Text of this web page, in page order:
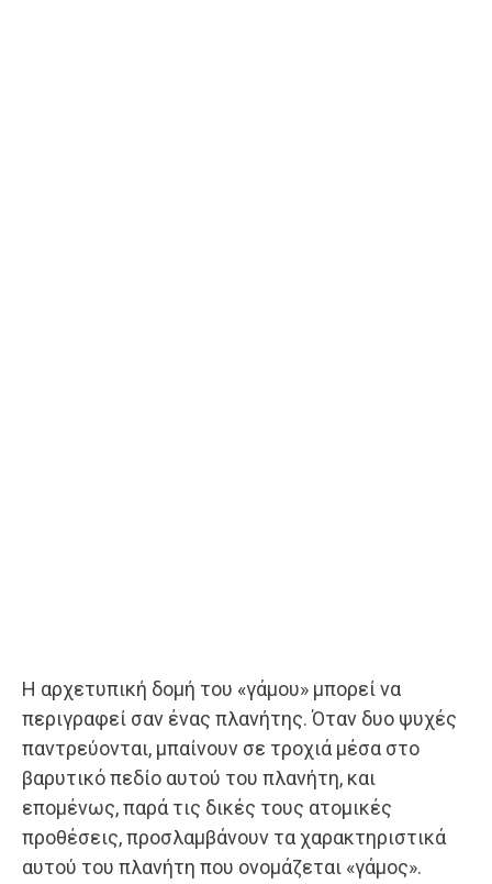
Η αρχετυπική δομή του «γάμου» μπορεί να
περιγραφεί σαν ένας πλανήτης. Όταν δυο ψυχές
παντρεύονται, μπαίνουν σε τροχιά μέσα στο
βαρυτικό πεδίο αυτού του πλανήτη, και
επομένως, παρά τις δικές τους ατομικές
προθέσεις, προσλαμβάνουν τα χαρακτηριστικά
αυτού του πλανήτη που ονομάζεται «γάμος».